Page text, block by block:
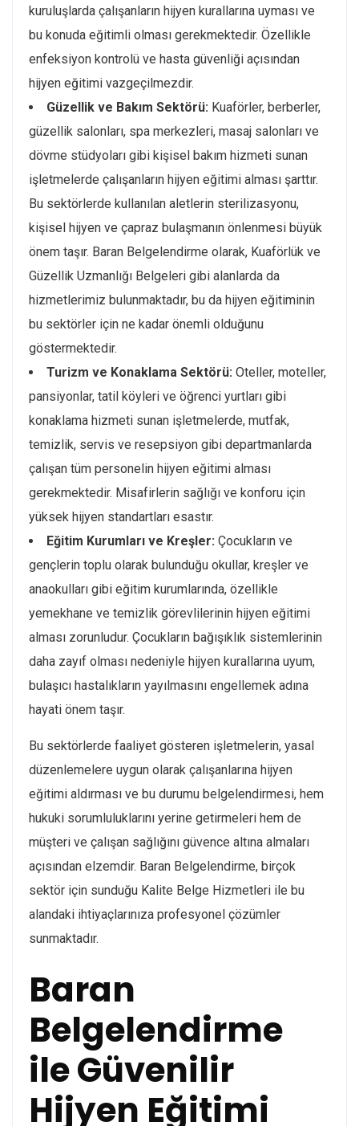
kuruluşlarda çalışanların hijyen kurallarına uyması ve
bu konuda eğitimli olması gerekmektedir. Özellikle
enfeksiyon kontrolü ve hasta güvenliği açısından
hijyen eğitimi vazgeçilmezdir.
Güzellik ve Bakım Sektörü: Kuaförler, berberler,
güzellik salonları, spa merkezleri, masaj salonları ve
dövme stüdyoları gibi kişisel bakım hizmeti sunan
işletmelerde çalışanların hijyen eğitimi alması şarttır.
Bu sektörlerde kullanılan aletlerin sterilizasyonu,
kişisel hijyen ve çapraz bulaşmanın önlenmesi büyük
önem taşır. Baran Belgelendirme olarak, Kuaförlük ve
Güzellik Uzmanlığı Belgeleri gibi alanlarda da
hizmetlerimiz bulunmaktadır, bu da hijyen eğitiminin
bu sektörler için ne kadar önemli olduğunu
göstermektedir.
Turizm ve Konaklama Sektörü: Oteller, moteller,
pansiyonlar, tatil köyleri ve öğrenci yurtları gibi
konaklama hizmeti sunan işletmelerde, mutfak,
temizlik, servis ve resepsiyon gibi departmanlarda
çalışan tüm personelin hijyen eğitimi alması
gerekmektedir. Misafirlerin sağlığı ve konforu için
yüksek hijyen standartları esastır.
Eğitim Kurumları ve Kreşler: Çocukların ve
gençlerin toplu olarak bulunduğu okullar, kreşler ve
anaokulları gibi eğitim kurumlarında, özellikle
yemekhane ve temizlik görevlilerinin hijyen eğitimi
alması zorunludur. Çocukların bağışıklık sistemlerinin
daha zayıf olması nedeniyle hijyen kurallarına uyum,
bulaşıcı hastalıkların yayılmasını engellemek adına
hayati önem taşır.
Bu sektörlerde faaliyet gösteren işletmelerin, yasal
düzenlemelere uygun olarak çalışanlarına hijyen
eğitimi aldırması ve bu durumu belgelendirmesi, hem
hukuki sorumluluklarını yerine getirmeleri hem de
müşteri ve çalışan sağlığını güvence altına almaları
açısından elzemdir. Baran Belgelendirme, birçok
sektör için sunduğu Kalite Belge Hizmetleri ile bu
alandaki ihtiyaçlarınıza profesyonel çözümler
sunmaktadır.
Baran
Belgelendirme
ile Güvenilir
Hijyen Eğitimi